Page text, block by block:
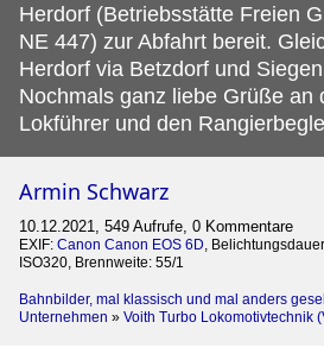
Herdorf (Betriebsstätte Freien
NE 447) zur Abfahrt bereit.
Herdorf via Betzdorf und
Nochmals ganz liebe Grüße an
Lokführer und den
Armin Schwarz
10.12.2021, 549 Aufrufe, 0 Kommentare
EXIF: Canon Canon EOS 6D ,
ISO320, Brennweite: 55/1
Bahnbilder, mal klassisch und mal anders
Unternehmen » Voith Turbo Lokomotivtechnik